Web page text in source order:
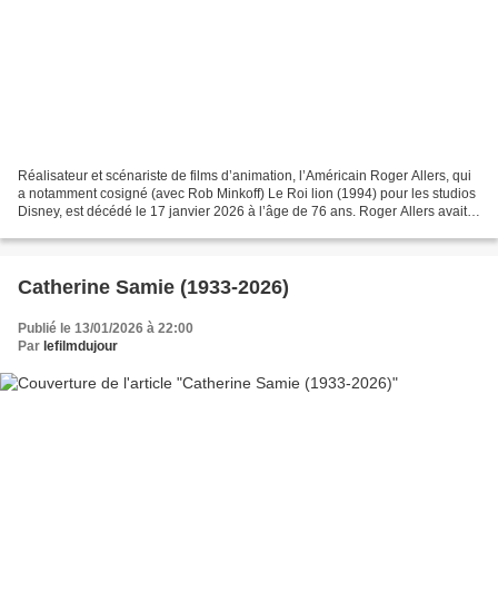
Réalisateur et scénariste de films d’animation, l’Américain Roger Allers, qui
a notamment cosigné (avec Rob Minkoff) Le Roi lion (1994) pour les studios
Disney, est décédé le 17 janvier 2026 à l’âge de 76 ans. Roger Allers avait
Catherine Samie (1933-2026)
Publié le 13/01/2026 à 22:00
Par lefilmdujour